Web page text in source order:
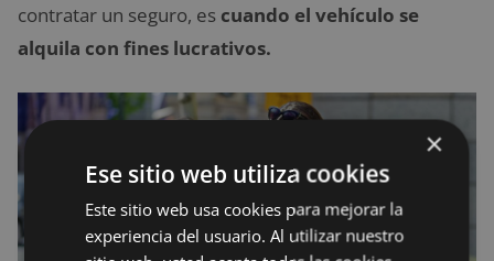
contratar un seguro, es cuando el vehículo se
alquila con fines lucrativos.
×
Ese sitio web utiliza cookies
Este sitio web usa cookies para mejorar la
experiencia del usuario. Al utilizar nuestro